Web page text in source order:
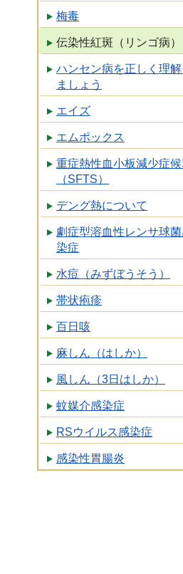
梅毒
伝染性紅斑（リンゴ病）
ハンセン病を正しく理解
ましょう
エイズ
エムポックス
重症熱性血小板減少症
（SFTS）
デング熱について
劇症型溶血性レンサ球
染症
水痘（みずぼうそう）
帯状疱疹
百日咳
麻しん（はしか）
風しん（3日はしか）
蚊媒介感染症
RSウイルス感染症
感染性胃腸炎